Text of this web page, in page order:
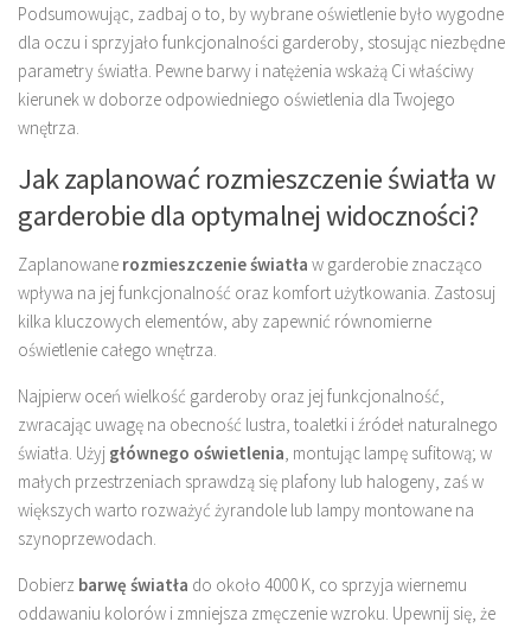
Podsumowując, zadbaj o to, by wybrane oświetlenie było wygodne
dla oczu i sprzyjało funkcjonalności garderoby, stosując niezbędne
parametry światła. Pewne barwy i natężenia wskażą Ci właściwy
kierunek w doborze odpowiedniego oświetlenia dla Twojego
wnętrza.
Jak zaplanować rozmieszczenie światła w
garderobie dla optymalnej widoczności?
Zaplanowane rozmieszczenie światła w garderobie znacząco
wpływa na jej funkcjonalność oraz komfort użytkowania. Zastosuj
kilka kluczowych elementów, aby zapewnić równomierne
oświetlenie całego wnętrza.
Najpierw oceń wielkość garderoby oraz jej funkcjonalność,
zwracając uwagę na obecność lustra, toaletki i źródeł naturalnego
światła. Użyj głównego oświetlenia , montując lampę sufitową; w
małych przestrzeniach sprawdzą się plafony lub halogeny, zaś w
większych warto rozważyć żyrandole lub lampy montowane na
szynoprzewodach.
Dobierz barwę światła do około 4000 K, co sprzyja wiernemu
oddawaniu kolorów i zmniejsza zmęczenie wzroku. Upewnij się, że